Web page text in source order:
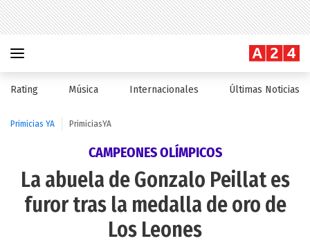
Rating Música Internacionales Últimas Noticias
Primicias YA PrimiciasYA
CAMPEONES OLÍMPICOS
La abuela de Gonzalo Peillat es
furor tras la medalla de oro de
Los Leones